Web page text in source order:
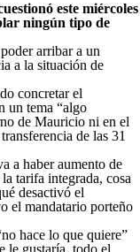
este miércoles
ningún tipo de
arribar a un
a la situación de
concretar el
un tema “algo
de Mauricio ni en el
de las 31
a haber aumento de
tarifa integrada, cosa
desactivó el
el mandatario porteño
hace lo que quiere”
le gustaría, todo el